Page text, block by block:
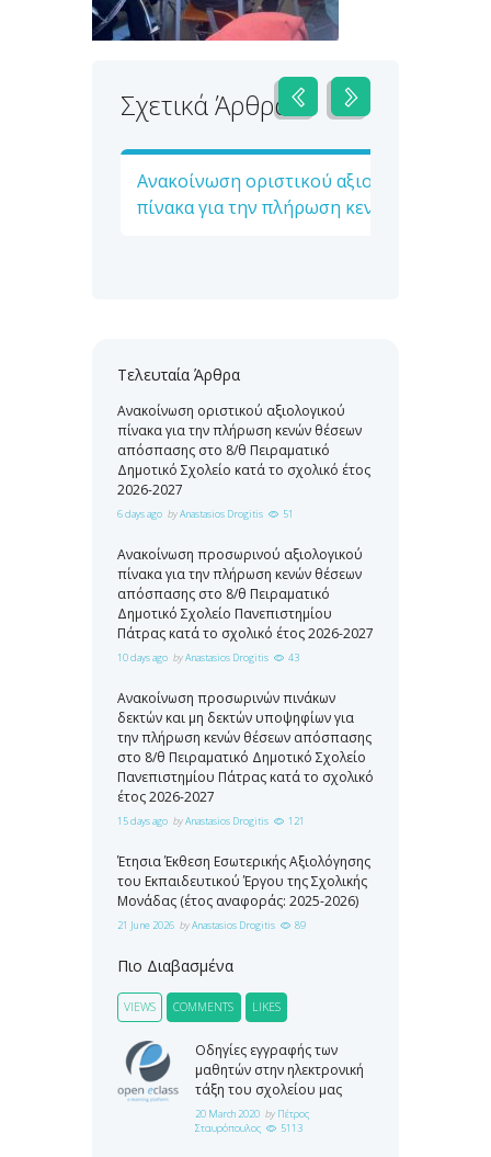
Σχετικά Άρθρα
Ανακοίνωση οριστικού αξιολογικού
πίνακα για την πλήρωση κενών θέσεων
Τελευταία Άρθρα
Ανακοίνωση οριστικού αξιολογικού
πίνακα για την πλήρωση κενών θέσεων
απόσπασης στο 8/θ Πειραματικό
Δημοτικό Σχολείο κατά το σχολικό έτος
2026-2027
6 days ago byAnastasios Drogitis 51
Ανακοίνωση προσωρινού αξιολογικού
πίνακα για την πλήρωση κενών θέσεων
απόσπασης στο 8/θ Πειραματικό
Δημοτικό Σχολείο Πανεπιστημίου
Πάτρας κατά το σχολικό έτος 2026-2027
10 days ago byAnastasios Drogitis 43
Ανακοίνωση προσωρινών πινάκων
δεκτών και μη δεκτών υποψηφίων για
την πλήρωση κενών θέσεων απόσπασης
στο 8/θ Πειραματικό Δημοτικό Σχολείο
Πανεπιστημίου Πάτρας κατά το σχολικό
έτος 2026-2027
15 days ago byAnastasios Drogitis 121
Έτησια Έκθεση Εσωτερικής Αξιολόγησης
του Εκπαιδευτικού Έργου της Σχολικής
Μονάδας (έτος αναφοράς: 2025-2026)
21 June 2026 byAnastasios Drogitis 89
Πιο Διαβασμένα
VIEWS COMMENTS LIKES
Οδηγίες εγγραφής των
μαθητών στην ηλεκτρονική
τάξη του σχολείου μας
20 March 2020 by Πέτρος
Σταυρόπουλος
5113